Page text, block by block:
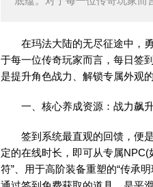
在玛法大陆的无尽征途中，勇
于每一位传奇玩家而言，每日签
是提升角色战力、解锁专属外观
一、核心养成资源：战力飙
签到系统最直观的回馈，便是
定的在线时长，即可从专属
符”、用于高阶装备重塑的“传承